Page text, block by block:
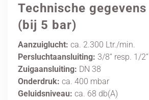
Technische gegevens
(bij 5 bar)
Aanzuiglucht: ca. 2.300 Ltr./min.
Persluchtaansluiting: 3/8“ resp. 1/2“
Zuigaansluiting: DN 38
Onderdruk: ca. 400 mbar
Geluidsniveau: ca. 68 db(A)